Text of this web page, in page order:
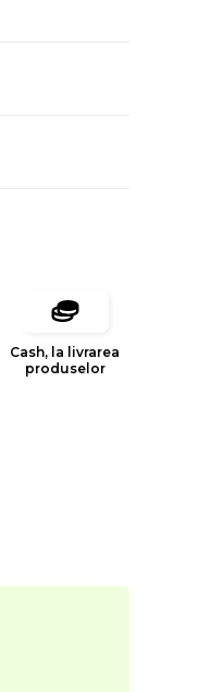
Cash, la livrarea
produselor